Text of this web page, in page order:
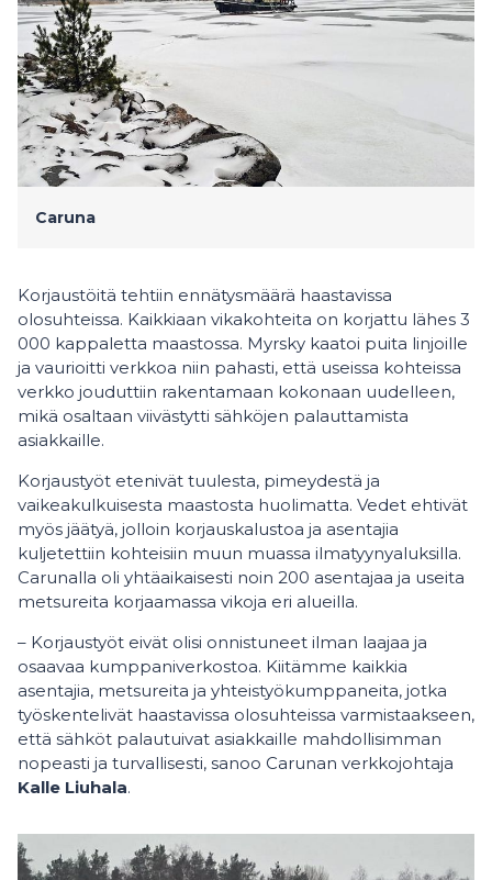
Caruna
Korjaustöitä tehtiin ennätysmäärä haastavissa
olosuhteissa. Kaikkiaan vikakohteita on korjattu lähes 3
000 kappaletta maastossa. Myrsky kaatoi puita linjoille
ja vaurioitti verkkoa niin pahasti, että useissa kohteissa
verkko jouduttiin rakentamaan kokonaan uudelleen,
mikä osaltaan viivästytti sähköjen palauttamista
asiakkaille.
Korjaustyöt etenivät tuulesta, pimeydestä ja
vaikeakulkuisesta maastosta huolimatta. Vedet ehtivät
myös jäätyä, jolloin korjauskalustoa ja asentajia
kuljetettiin kohteisiin muun muassa ilmatyynyaluksilla.
Carunalla oli yhtäaikaisesti noin 200 asentajaa ja useita
metsureita korjaamassa vikoja eri alueilla.
– Korjaustyöt eivät olisi onnistuneet ilman laajaa ja
osaavaa kumppaniverkostoa. Kiitämme kaikkia
asentajia, metsureita ja yhteistyökumppaneita, jotka
työskentelivät haastavissa olosuhteissa varmistaakseen,
että sähköt palautuivat asiakkaille mahdollisimman
nopeasti ja turvallisesti, sanoo Carunan verkkojohtaja
Kalle Liuhala.